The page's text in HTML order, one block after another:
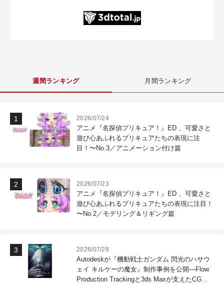
週間ランキング 月間ランキング
2026/07/24
アニメ『名探偵プリキュア！』ED 、可愛さと
遊び心あふれるプリキュアたちの表現に注
目！〜No.3／アニメーション付け篇
2026/07/23
アニメ『名探偵プリキュア！』ED 、可愛さと
遊び心あふれるプリキュアたちの表現に注目！
〜No.2／モデリング＆リギング篇
2026/07/28
Autodeskが『機動戦士ガンダム 閃光のハサウ
ェイ キルケーの魔女』制作事例を公開―Flow
Production Trackingと3ds Maxが支えたCG制